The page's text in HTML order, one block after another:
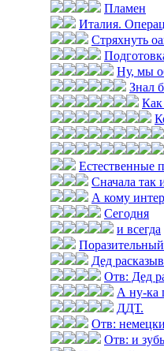
Пламен
Италия.
Стряхнуть
Ну, мы
Знал
Как
Естественные
Сначала так
А кому
Сегодня
и всегда
Дед
Отв: Дед
А ну-ка
ДДТ.
Отв:
Отв: и